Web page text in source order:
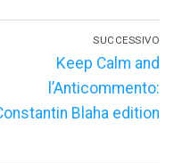
SUCCESSIVO
Articolo
successivo:
Keep Calm and
l’Anticommento:
Blaha edition